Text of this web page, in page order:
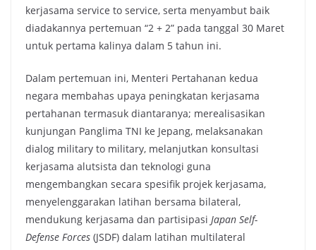
kerjasama service to service, serta menyambut baik
diadakannya pertemuan “2 + 2” pada tanggal 30 Maret
untuk pertama kalinya dalam 5 tahun ini.
Dalam pertemuan ini, Menteri Pertahanan kedua
negara membahas upaya peningkatan kerjasama
pertahanan termasuk diantaranya; merealisasikan
kunjungan Panglima TNI ke Jepang, melaksanakan
dialog military to military, melanjutkan konsultasi
kerjasama alutsista dan teknologi guna
mengembangkan secara spesifik projek kerjasama,
menyelenggarakan latihan bersama bilateral,
mendukung kerjasama dan partisipasi Japan Self-
Defense Forces (JSDF) dalam latihan multilateral